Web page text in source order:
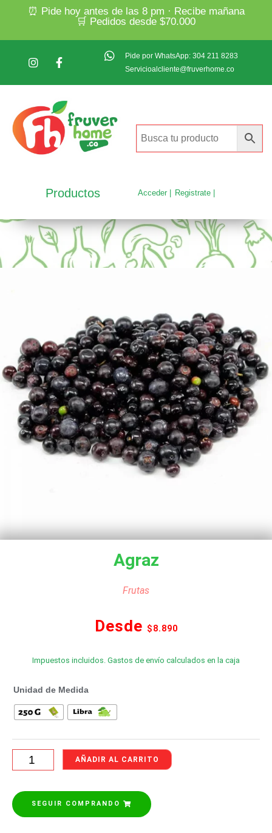
⏰ Pide hoy antes de las 8 pm · Recibe mañana
🛒 Pedidos desde $70.000
Pide por WhatsApp: 304 211 8283
Servicioalcliente@fruverhome.co
Productos Acceder | Registrate |
Agraz
Frutas
Desde $8.890
Impuestos incluidos. Gastos de envío calculados en la caja
Unidad de Medida
AÑADIR AL CARRITO
SEGUIR COMPRANDO